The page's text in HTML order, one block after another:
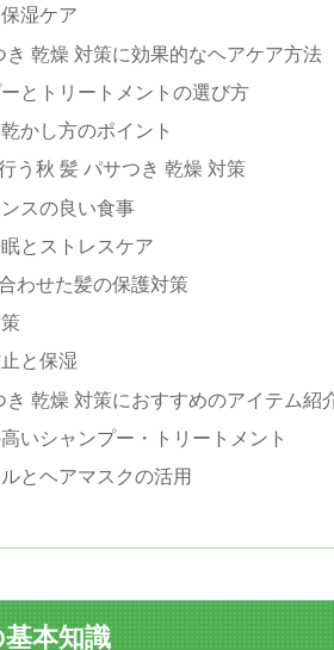
湿ケア
き 乾燥 対策に効果的なヘアケア方法
とトリートメントの選び方
かし方のポイント
う秋 髪 パサつき 乾燥 対策
スの良い食事
とストレスケア
わせた髪の保護対策
と保湿
き 乾燥 対策におすすめのアイテム紹
いシャンプー・トリートメント
とヘアマスクの活用
本知識